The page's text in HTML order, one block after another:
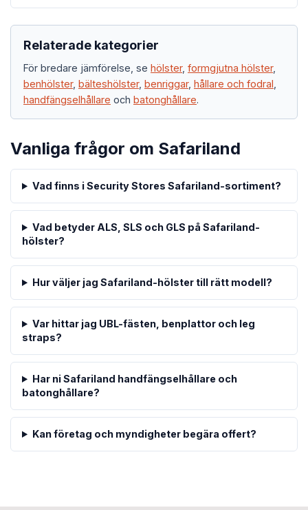
Relaterade kategorier
För bredare jämförelse, se hölster, formgjutna hölster,
benhölster, bälteshölster, benriggar, hållare och fodral
handfängselhållare och batonghållare.
Vanliga frågor om Safariland
Vad finns i Security Stores Safariland-sortiment?
Vad betyder ALS, SLS och GLS på Safariland-
hölster?
Hur väljer jag Safariland-hölster till rätt modell?
Var hittar jag UBL-fästen, benplattor och leg
straps?
Har ni Safariland handfängselhållare och
batonghållare?
Kan företag och myndigheter begära offert?